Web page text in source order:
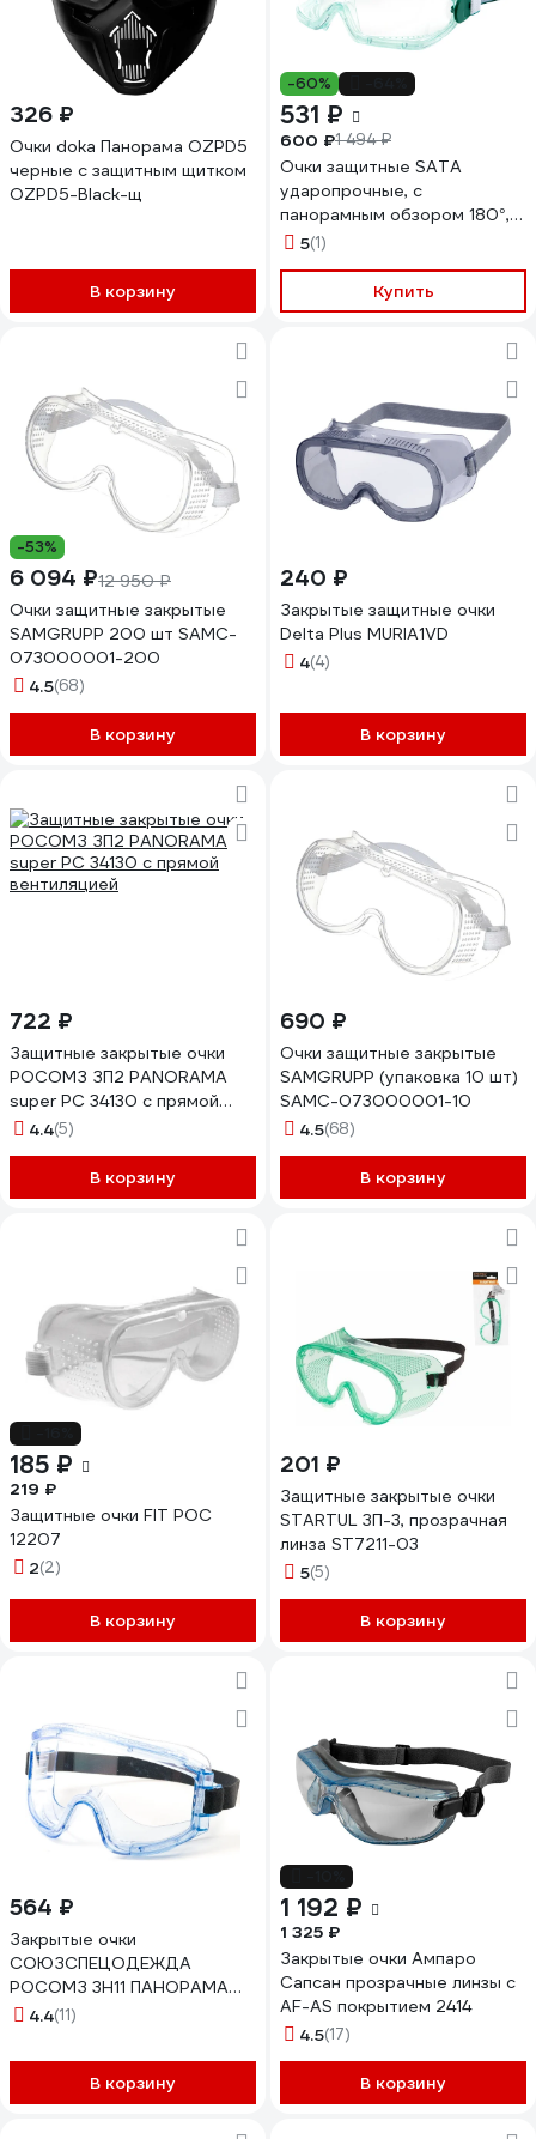
326 ₽
Очки doka Панорама OZPD5
черные с защитным щитком
OZPD5-Black-щ
В корзину
-60%
531 ₽
600 ₽1 494 ₽
Очки защитные SATA
ударопрочные, с
панорамным обзором 180°,
YF0203
5(1)
Купить
-53%
6 094 ₽12 950 ₽
Очки защитные закрытые
SAMGRUPP 200 шт SAMC-
073000001-200
4.5(68)
В корзину
240 ₽
Закрытые защитные очки
Delta Plus MURIA1VD
4(4)
В корзину
722 ₽
Защитные закрытые очки
РОСОМЗ ЗП2 PANORAMA
super PC 34130 с прямой
вентиляцией
4.4(5)
В корзину
690 ₽
Очки защитные закрытые
SAMGRUPP (упаковка 10 шт)
SAMC-073000001-10
4.5(68)
В корзину
185 ₽
219 ₽
Защитные очки FIT РОС
12207
2(2)
В корзину
201 ₽
Защитные закрытые очки
STARTUL ЗП-3, прозрачная
линза ST7211-03
5(5)
В корзину
564 ₽
Закрытые очки
СОЮЗСПЕЦОДЕЖДА
РОСОМЗ 3H11 ПАНОРАМА
Super прозрачные
4.4(11)
В корзину
1 192 ₽
1 325 ₽
Закрытые очки Ампаро
Сапсан прозрачные линзы с
AF-AS покрытием 2414
4.5(17)
В корзину